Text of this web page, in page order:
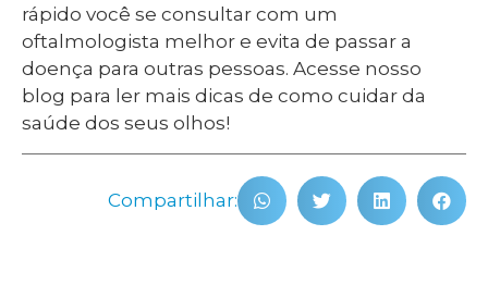
rápido você se consultar com um
oftalmologista melhor e evita de passar a
doença para outras pessoas. Acesse nosso
blog para ler mais dicas de como cuidar da
saúde dos seus olhos!
Compartilhar: